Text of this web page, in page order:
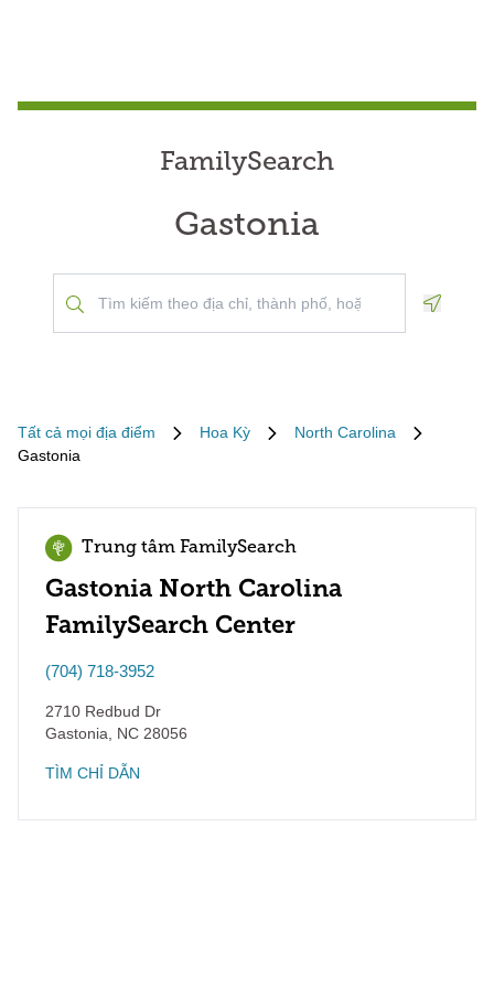
FamilySearch
Gastonia
Tất cả mọi địa điểm Hoa Kỳ
North Carolina
Gastonia
Trung tâm FamilySearch
Gastonia North Carolina
FamilySearch Center
(704) 718-3952
2710 Redbud Dr
Gastonia
NC 28056
TÌM CHỈ DẪN